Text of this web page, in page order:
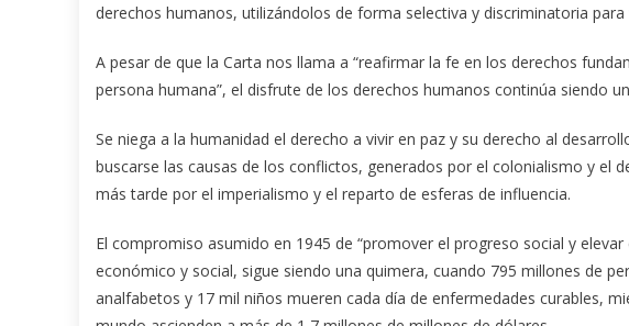
derechos humanos, utilizándolos de forma selectiva y discriminatoria
A pesar de que la Carta nos llama a “reafirmar la fe en los derechos
persona humana”, el disfrute de los derechos humanos continúa siendo
Se niega a la humanidad el derecho a vivir en paz y su derecho al
buscarse las causas de los conflictos, generados por el colonialismo y el
más tarde por el imperialismo y el reparto de esferas de influencia.
El compromiso asumido en 1945 de “promover el progreso social y
económico y social, sigue siendo una quimera, cuando 795 millones de
analfabetos y 17 mil niños mueren cada día de enfermedades curables,